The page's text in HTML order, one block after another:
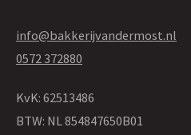
info@bakkerijvandermost.nl
0572 372880
KvK: 62513486
BTW: NL 854847650B01